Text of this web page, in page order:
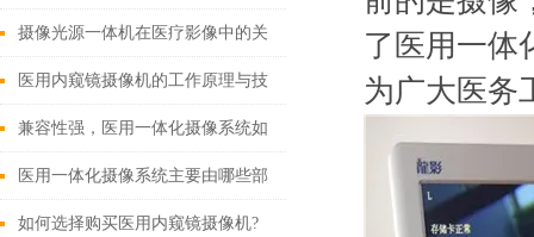
解析
摄像光源一体机在医疗影像中的关
键作用
医用内窥镜摄像机的工作原理与技
术创新
兼容性强，医用一体化摄像系统如
何改变现有医疗设备格局？
医用一体化摄像系统主要由哪些部
分组成？
如何选择购买医用内窥镜摄像机?
了医用一体
为广大医务